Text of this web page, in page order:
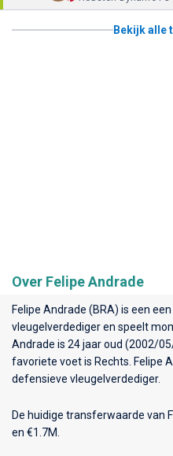
Bekijk alle
Over Felipe Andrade
Felipe Andrade (BRA) is een
vleugelverdediger en speelt
Andrade is 24 jaar oud (2002/
favoriete voet is Rechts. Felipe
defensieve vleugelverdediger.
De huidige transferwaarde van
en €1.7M.